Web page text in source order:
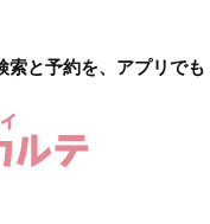
索と予約を、アプリでも